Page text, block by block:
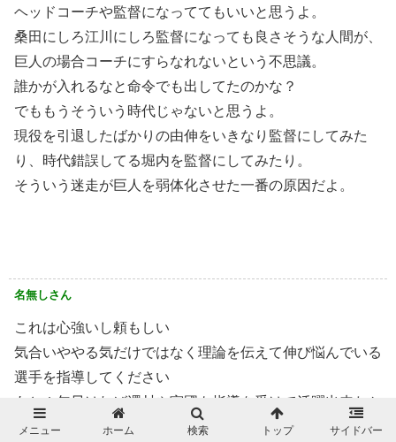
ヘッドコーチや監督になっててもいいと思うよ。
桑田にしろ江川にしろ監督になっても良さそうな人間が、
巨人の場合コーチにすらなれないという不思議。
誰かが入れるなと命令でも出してたのかな？
でももうそういう時代じゃないと思うよ。
現役を引退したばかりの由伸をいきなり監督にしてみた
り、時代錯誤してる堀内を監督にしてみたり。
そういう迷走が巨人を弱体化させた一番の原因だよ。
名無しさん
これは心強いし頼もしい
気合いややる気だけではなく理論を伝えて伸び悩んでいる
選手を指導してください
あと１年早ければ澤村や宮國も指導を受けて活躍出来たか
も
メニュー ホーム 検索 トップ サイドバー